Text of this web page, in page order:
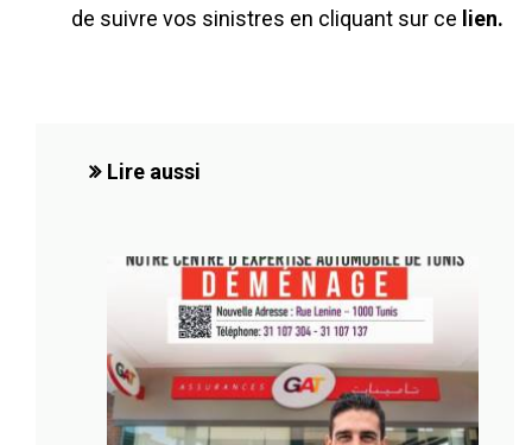
de suivre vos sinistres en cliquant sur ce lien.
Lire aussi